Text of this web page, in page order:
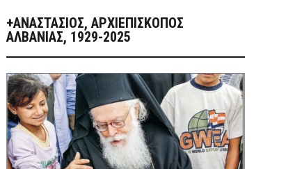
+ΑΝΑΣΤΆΣΙΟΣ, ΑΡΧΙΕΠΊΣΚΟΠΟΣ
ΑΛΒΑΝΊΑΣ, 1929-2025